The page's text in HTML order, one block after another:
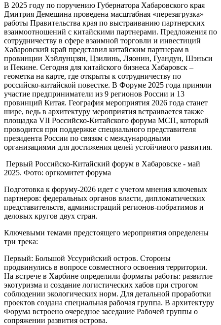
В 2025 году по поручению Губернатора Хабаровского края
Дмитрия Демешина проведена масштабная «перезагрузка»
работы Правительства края по выстраиванию партнерских
взаимоотношений с китайскими партнерами. Предложения по
сотрудничеству в сфере взаимной торговли и инвестиций
Хабаровский край представил китайским партнерам в
провинции Хэйлунцзян, Цзилинь, Ляонин, Гуандун, Шэньси
и Пекине. Сегодня для китайского бизнеса Хабаровск –
геометка на карте, где открыты к сотрудничеству по
российско-китайской повестке. В Форуме 2025 года приняли
участие предприниматели из 9 регионов России и 13
провинций Китая. География мероприятия 2026 года станет
шире, ведь в архитектуру мероприятия встраивается также
площадка VII Российско-Китайского форума МСП, который
проводится при поддержке специального представителя
президента России по связям с международными
организациями для достижения целей устойчивого развития.
Первый Российско-Китайский форум в Хабаровске - май
2025. Фото: оргкомитет форума
Подготовка к форуму-2026 идет с учетом мнения ключевых
партнеров: федеральных органов власти, дипломатических
представительств, администраций регионов-побратимов и
деловых кругов двух стран.
Ключевыми темами предстоящего мероприятия определены
три трека:
Первый: Большой Уссурийский остров. Стороны
продвинулись в вопросе совместного освоения территории.
На встрече в Харбине определили форматы работы: развитие
экотуризма и создание логистических хабов при строгом
соблюдении экологических норм. Для детальной проработки
проектов создана специальная рабочая группа. В архитектуру
Форума встроено очередное заседание Рабочей группы о
сопряжении развития острова.